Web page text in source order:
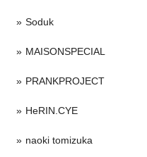
Soduk
MAISONSPECIAL
PRANKPROJECT
HeRIN.CYE
naoki tomizuka